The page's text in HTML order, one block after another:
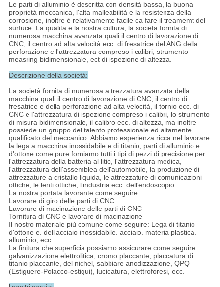
Le parti di alluminio è descritta con densità bassa, la buona
proprietà meccanica, l'alta malleabilità e la resistenza della
corrosione, inoltre è relativamente facile da fare il treamemt del
surfuce. La qualità è la nostra cultura, la società fornita di
numerosa macchina avanzata quali il centro di lavorazione di
CNC, il centro ad alta velocità ecc. di fresatrice del ANG della
perforazione e l'attrezzatura compreso i calibri, strumento
measring bidimensionale, ect di ispezione di altezza.
Descrizione della società:
La società fornita di numerosa attrezzatura avanzata della
macchina quali il centro di lavorazione di CNC, il centro di
fresatrice e della perforazione ad alta velocità, il tornio ecc. di
CNC e l'attrezzatura di ispezione compreso i calibri, lo strumento
di misura bidimensionale, il calibro ecc. di altezza, ma inoltre
possiede un gruppo del talento professionale ed altamente
qualificato del meccanico. Abbiamo esperienza ricca nel lavorare
la lega a macchina inossidabile e di titanio, parti di alluminio e
d'ottone come pure forniamo tutti i tipi di pezzi di precisione per
l'attrezzatura della batteria al litio, l'attrezzatura medica,
l'attrezzatura dell'assemblea dell'automobile, la produzione di
attrezzature a cristallo liquida, le attrezzature di comunicazioni
ottiche, le lenti ottiche, l'industria ecc. dell'endoscopio.
La nostra portata lavorante come seguire:
Lavorare di giro delle parti di CNC
Lavorare di macinazione delle parti di CNC
Tornitura di CNC e lavorare di macinazione
Il nostro materiale più comune come seguire: Lega di titanio
d'ottone e, dell'acciaio inossidabile, acciaio, materia plastica,
alluminio, ecc.
La finitura che superficia possiamo assicurare come seguire:
galvanizzazione elettrolitica, cromo placcante, placcatura di
titanio placcante, del nichel, sabbiare anodizzazione, QPQ
(Estiguere-Polacco-estigui), lucidatura, elettroforesi, ecc.